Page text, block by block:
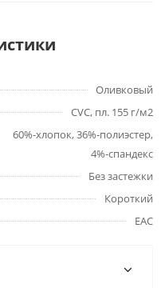
Оливковый
CVC, пл. 155 г/м2
60%-хлопок, 36%-полиэстер,
4%-спандекс
Без застежки
Короткий
EAC